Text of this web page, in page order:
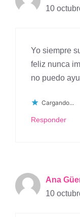
10
Yo siempre
feliz nunca
no puedo
Cargando...
Responder
Ana
10